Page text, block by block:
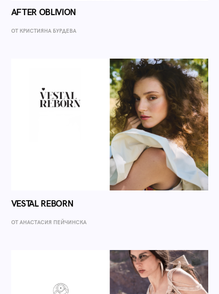
AFTER OBLIVION
ОТ КРИСТИЯНА БУРДЕВА
VESTAL REBORN
ОТ AНАСТАСИЯ ПЕЙЧИНСКА